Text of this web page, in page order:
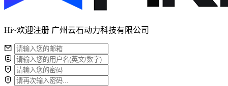
Hi~欢迎注册 广州云石动力科技有限公司